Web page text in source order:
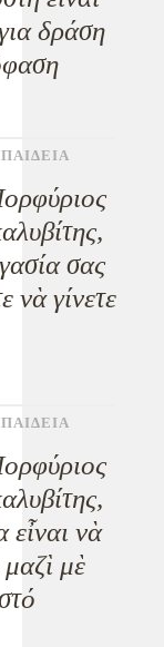
δράση
ΠΑΙΔΕΙΑ
σας
νὰ γίνετε
ΠΑΙΔΕΙΑ
νὰ
μαζὶ μὲ